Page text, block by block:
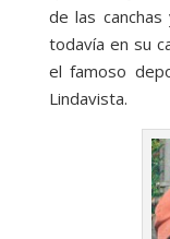
de las
todavía en su
el famoso
Lindavista.